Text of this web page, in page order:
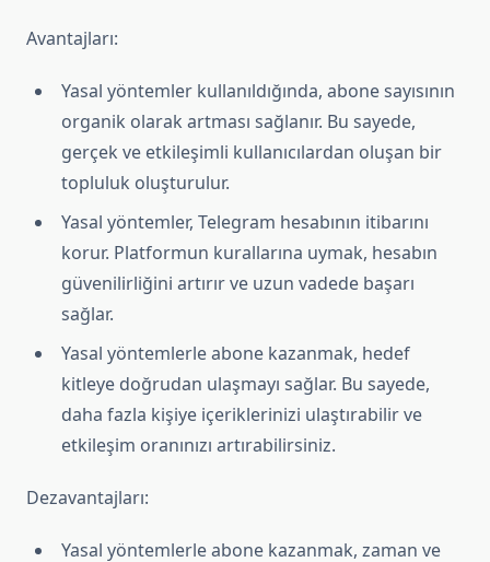
Avantajları:
Yasal yöntemler kullanıldığında, abone sayısının
organik olarak artması sağlanır. Bu sayede,
gerçek ve etkileşimli kullanıcılardan oluşan bir
topluluk oluşturulur.
Yasal yöntemler, Telegram hesabının itibarını
korur. Platformun kurallarına uymak, hesabın
güvenilirliğini artırır ve uzun vadede başarı
sağlar.
Yasal yöntemlerle abone kazanmak, hedef
kitleye doğrudan ulaşmayı sağlar. Bu sayede,
daha fazla kişiye içeriklerinizi ulaştırabilir ve
etkileşim oranınızı artırabilirsiniz.
Dezavantajları:
Yasal yöntemlerle abone kazanmak, zaman ve